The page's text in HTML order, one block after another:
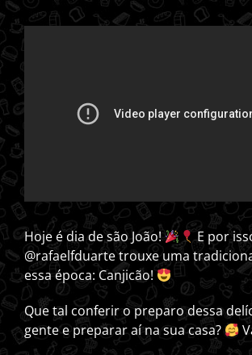
Hoje é dia de são João!
E por
@rafaelfduarte trouxe uma
essa época: Canjicão!
Que tal conferir o preparo dessa
gente e preparar aí na sua casa?